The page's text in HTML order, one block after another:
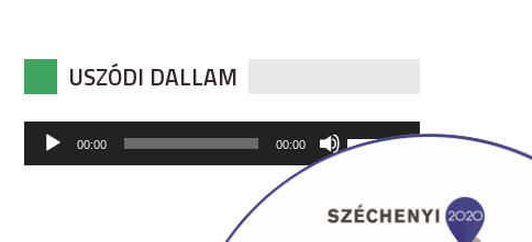
USZÓDI DALLAM
Audió
lejátszó
00:00 00:00
hangerő
csökkentéséhez